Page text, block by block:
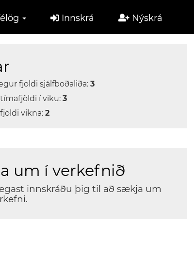
Innskrá Nýskrá
fjöldi sjálfboðaliða: 3
í viku: 3
vikna: 2
um í verkefnið
innskráðu þig til að sækja um